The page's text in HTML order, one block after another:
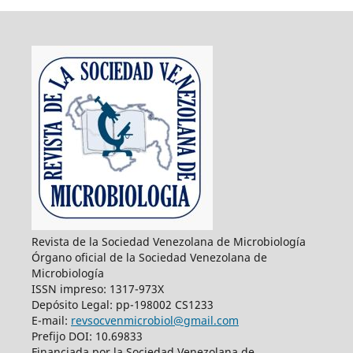
Revista de la Sociedad Venezolana de Microbiología
Órgano oficial de la Sociedad Venezolana de
Microbiología
ISSN impreso: 1317-973X
Depósito Legal: pp-198002 CS1233
E-mail: revsocvenmicrobiol@gmail.com
Prefijo DOI: 10.69833